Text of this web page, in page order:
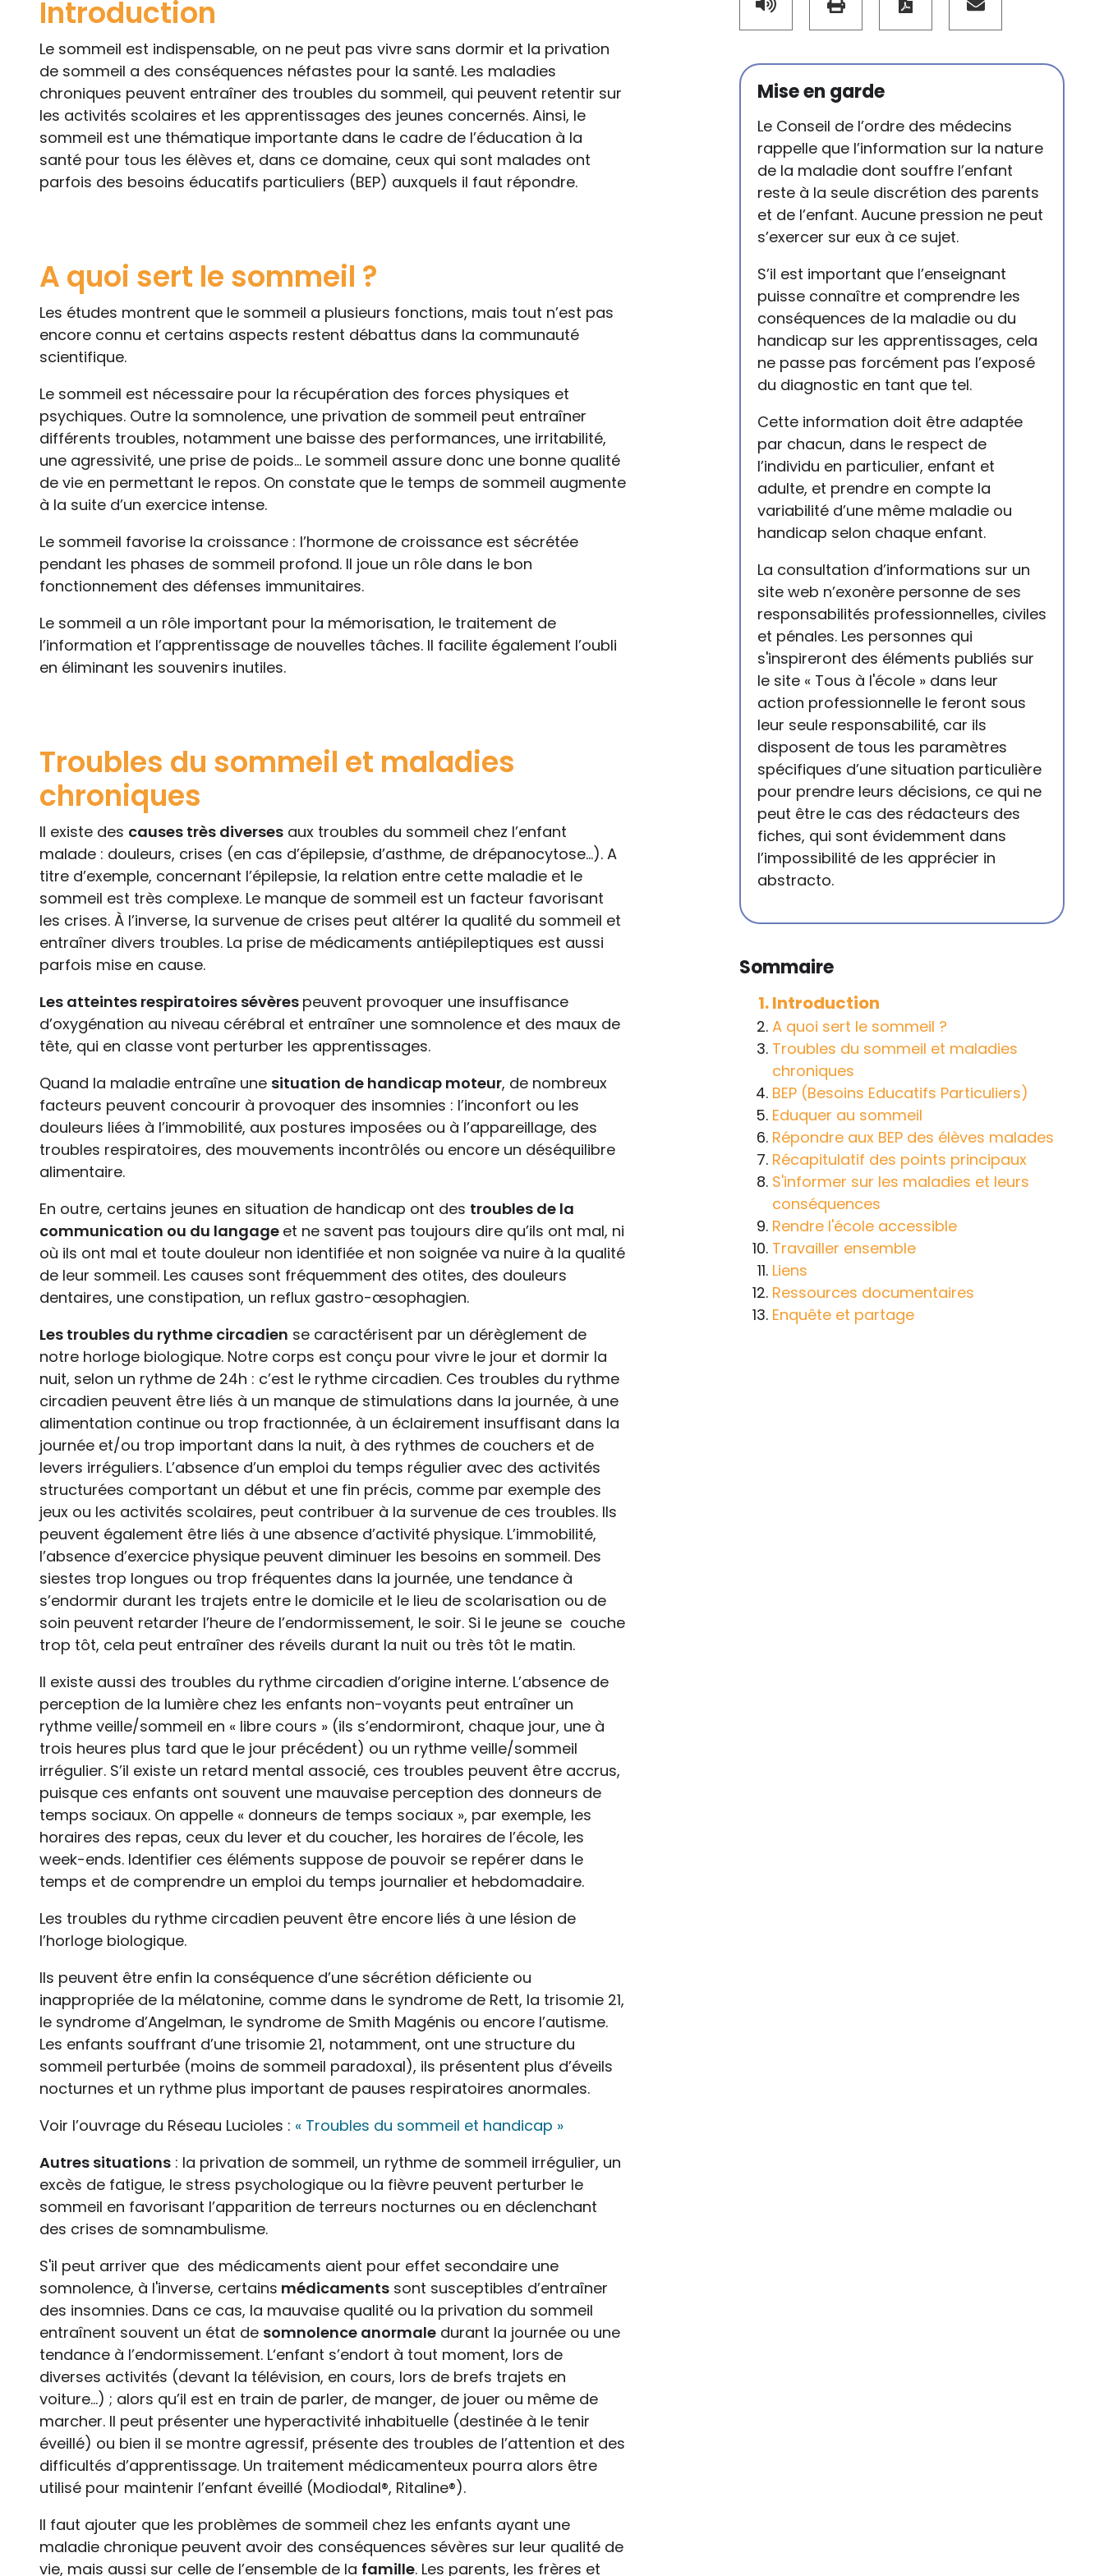
Introduction
Le sommeil est indispensable, on ne peut pas vivre sans dormir et la privation
de sommeil a des conséquences néfastes pour la santé. Les maladies
chroniques peuvent entraîner des troubles du sommeil, qui peuvent retentir sur
les activités scolaires et les apprentissages des jeunes concernés. Ainsi, le
sommeil est une thématique importante dans le cadre de l’éducation à la
santé pour tous les élèves et, dans ce domaine, ceux qui sont malades ont
parfois des besoins éducatifs particuliers (BEP) auxquels il faut répondre.
A quoi sert le sommeil ?
Les études montrent que le sommeil a plusieurs fonctions, mais tout n’est pas
encore connu et certains aspects restent débattus dans la communauté
scientifique.
Le sommeil est nécessaire pour la récupération des forces physiques et
psychiques. Outre la somnolence, une privation de sommeil peut entraîner
différents troubles, notamment une baisse des performances, une irritabilité,
une agressivité, une prise de poids… Le sommeil assure donc une bonne qualité
de vie en permettant le repos. On constate que le temps de sommeil augmente
à la suite d’un exercice intense.
Le sommeil favorise la croissance : l’hormone de croissance est sécrétée
pendant les phases de sommeil profond. Il joue un rôle dans le bon
fonctionnement des défenses immunitaires.
Le sommeil a un rôle important pour la mémorisation, le traitement de
l’information et l’apprentissage de nouvelles tâches. Il facilite également l’oubli
en éliminant les souvenirs inutiles.
Troubles du sommeil et maladies
chroniques
Il existe des causes très diverses aux troubles du sommeil chez l’enfant
malade : douleurs, crises (en cas d’épilepsie, d’asthme, de drépanocytose…). A
titre d’exemple, concernant l’épilepsie, la relation entre cette maladie et le
sommeil est très complexe. Le manque de sommeil est un facteur favorisant
les crises. À l’inverse, la survenue de crises peut altérer la qualité du sommeil et
entraîner divers troubles. La prise de médicaments antiépileptiques est aussi
parfois mise en cause.
Les atteintes respiratoires sévères peuvent provoquer une insuffisance
d’oxygénation au niveau cérébral et entraîner une somnolence et des maux de
tête, qui en classe vont perturber les apprentissages.
Quand la maladie entraîne une situation de handicap moteur, de nombreux
facteurs peuvent concourir à provoquer des insomnies : l’inconfort ou les
douleurs liées à l’immobilité, aux postures imposées ou à l’appareillage, des
troubles respiratoires, des mouvements incontrôlés ou encore un déséquilibre
alimentaire.
En outre, certains jeunes en situation de handicap ont des troubles de la
communication ou du langage et ne savent pas toujours dire qu’ils ont mal, ni
où ils ont mal et toute douleur non identifiée et non soignée va nuire à la qualité
de leur sommeil. Les causes sont fréquemment des otites, des douleurs
dentaires, une constipation, un reflux gastro-œsophagien.
Les troubles du rythme circadien se caractérisent par un dérèglement de
notre horloge biologique. Notre corps est conçu pour vivre le jour et dormir la
nuit, selon un rythme de 24h : c’est le rythme circadien. Ces troubles du rythme
circadien peuvent être liés à un manque de stimulations dans la journée, à une
alimentation continue ou trop fractionnée, à un éclairement insuffisant dans la
journée et/ou trop important dans la nuit, à des rythmes de couchers et de
levers irréguliers. L’absence d’un emploi du temps régulier avec des activités
structurées comportant un début et une fin précis, comme par exemple des
jeux ou les activités scolaires, peut contribuer à la survenue de ces troubles. Ils
peuvent également être liés à une absence d’activité physique. L’immobilité,
l’absence d’exercice physique peuvent diminuer les besoins en sommeil. Des
siestes trop longues ou trop fréquentes dans la journée, une tendance à
s’endormir durant les trajets entre le domicile et le lieu de scolarisation ou de
soin peuvent retarder l’heure de l’endormissement, le soir. Si le jeune se couche
trop tôt, cela peut entraîner des réveils durant la nuit ou très tôt le matin.
Il existe aussi des troubles du rythme circadien d’origine interne. L’absence de
perception de la lumière chez les enfants non-voyants peut entraîner un
rythme veille/sommeil en « libre cours » (ils s’endormiront, chaque jour, une à
trois heures plus tard que le jour précédent) ou un rythme veille/sommeil
irrégulier. S’il existe un retard mental associé, ces troubles peuvent être accrus,
puisque ces enfants ont souvent une mauvaise perception des donneurs de
temps sociaux. On appelle « donneurs de temps sociaux », par exemple, les
horaires des repas, ceux du lever et du coucher, les horaires de l’école, les
week-ends. Identifier ces éléments suppose de pouvoir se repérer dans le
temps et de comprendre un emploi du temps journalier et hebdomadaire.
Les troubles du rythme circadien peuvent être encore liés à une lésion de
l’horloge biologique.
Ils peuvent être enfin la conséquence d’une sécrétion déficiente ou
inappropriée de la mélatonine, comme dans le syndrome de Rett, la trisomie 21,
le syndrome d’Angelman, le syndrome de Smith Magénis ou encore l’autisme.
Les enfants souffrant d’une trisomie 21, notamment, ont une structure du
sommeil perturbée (moins de sommeil paradoxal), ils présentent plus d’éveils
nocturnes et un rythme plus important de pauses respiratoires anormales.
Voir l’ouvrage du Réseau Lucioles : « Troubles du sommeil et handicap »
Autres situations : la privation de sommeil, un rythme de sommeil irrégulier, un
excès de fatigue, le stress psychologique ou la fièvre peuvent perturber le
sommeil en favorisant l’apparition de terreurs nocturnes ou en déclenchant
des crises de somnambulisme.
S'il peut arriver que des médicaments aient pour effet secondaire une
somnolence, à l'inverse, certains médicaments sont susceptibles d’entraîner
des insomnies. Dans ce cas, la mauvaise qualité ou la privation du sommeil
entraînent souvent un état de somnolence anormale durant la journée ou une
tendance à l’endormissement. L‘enfant s’endort à tout moment, lors de
diverses activités (devant la télévision, en cours, lors de brefs trajets en
voiture...) ; alors qu’il est en train de parler, de manger, de jouer ou même de
marcher. Il peut présenter une hyperactivité inhabituelle (destinée à le tenir
éveillé) ou bien il se montre agressif, présente des troubles de l’attention et des
difficultés d’apprentissage. Un traitement médicamenteux pourra alors être
utilisé pour maintenir l’enfant éveillé (Modiodal®, Ritaline®).
Il faut ajouter que les problèmes de sommeil chez les enfants ayant une
maladie chronique peuvent avoir des conséquences sévères sur leur qualité de
vie, mais aussi sur celle de l’ensemble de la famille. Les parents, les frères et
Mise en garde
Le Conseil de l’ordre des médecins
rappelle que l’information sur la nature
de la maladie dont souffre l’enfant
reste à la seule discrétion des parents
et de l’enfant. Aucune pression ne peut
s’exercer sur eux à ce sujet.
S’il est important que l’enseignant
puisse connaître et comprendre les
conséquences de la maladie ou du
handicap sur les apprentissages, cela
ne passe pas forcément pas l’exposé
du diagnostic en tant que tel.
Cette information doit être adaptée
par chacun, dans le respect de
l’individu en particulier, enfant et
adulte, et prendre en compte la
variabilité d’une même maladie ou
handicap selon chaque enfant.
La consultation d’informations sur un
site web n’exonère personne de ses
responsabilités professionnelles, civiles
et pénales. Les personnes qui
s'inspireront des éléments publiés sur
le site « Tous à l'école » dans leur
action professionnelle le feront sous
leur seule responsabilité, car ils
disposent de tous les paramètres
spécifiques d’une situation particulière
pour prendre leurs décisions, ce qui ne
peut être le cas des rédacteurs des
fiches, qui sont évidemment dans
l’impossibilité de les apprécier in
abstracto.
Sommaire
Introduction
A quoi sert le sommeil ?
Troubles du sommeil et maladies
chroniques
BEP (Besoins Educatifs Particuliers)
Eduquer au sommeil
Répondre aux BEP des élèves malades
Récapitulatif des points principaux
S'informer sur les maladies et leurs
conséquences
Rendre l'école accessible
Travailler ensemble
Liens
Ressources documentaires
Enquête et partage